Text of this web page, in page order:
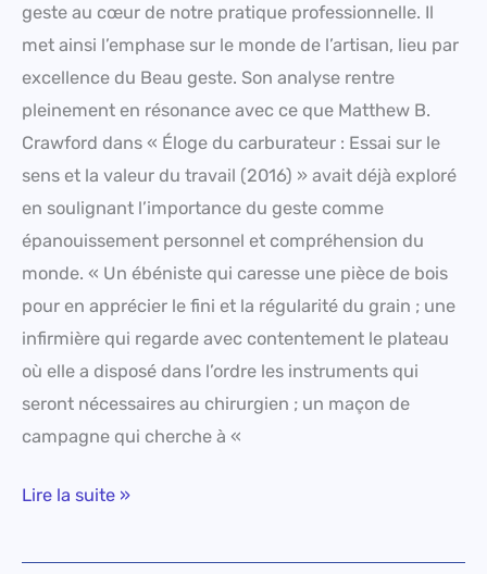
geste au cœur de notre pratique professionnelle. Il
met ainsi l’emphase sur le monde de l’artisan, lieu par
excellence du Beau geste. Son analyse rentre
pleinement en résonance avec ce que Matthew B.
Crawford dans « Éloge du carburateur : Essai sur le
sens et la valeur du travail (2016) » avait déjà exploré
en soulignant l’importance du geste comme
épanouissement personnel et compréhension du
monde. « Un ébéniste qui caresse une pièce de bois
pour en apprécier le fini et la régularité du grain ; une
infirmière qui regarde avec contentement le plateau
où elle a disposé dans l’ordre les instruments qui
seront nécessaires au chirurgien ; un maçon de
campagne qui cherche à «
Lire la suite »